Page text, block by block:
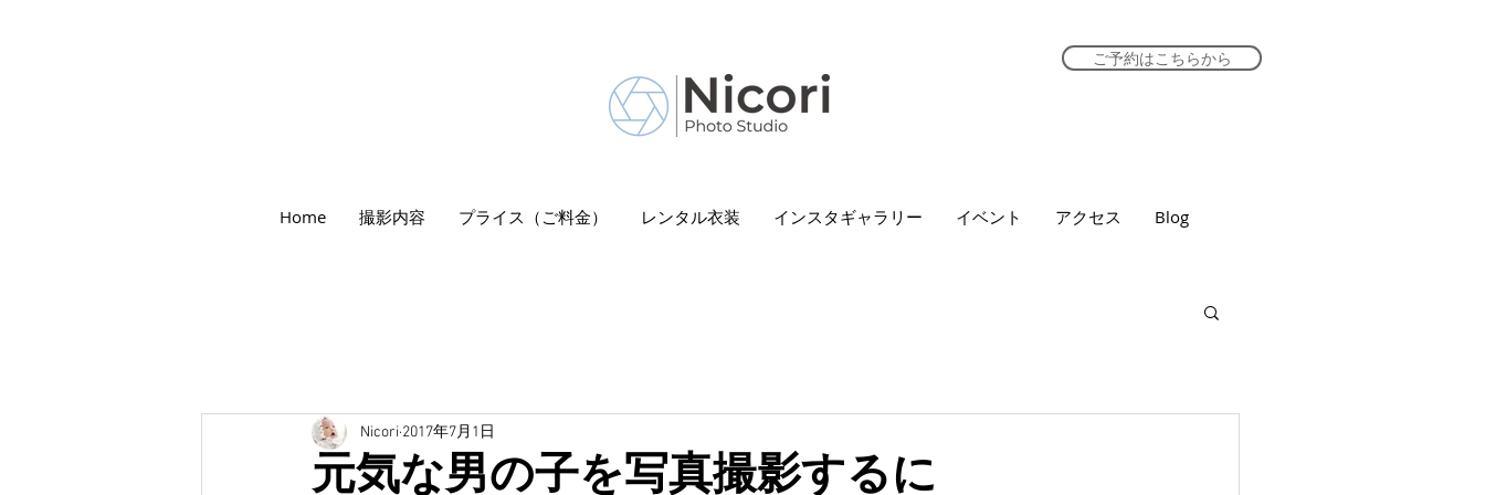
ご予約はこちらから
Home 撮影内容 プライス（ご料金） レンタル衣装 インスタギャラリー イベント アクセス Blog
元気な男の子を写真撮影するに
Nicori 2017年7月1日